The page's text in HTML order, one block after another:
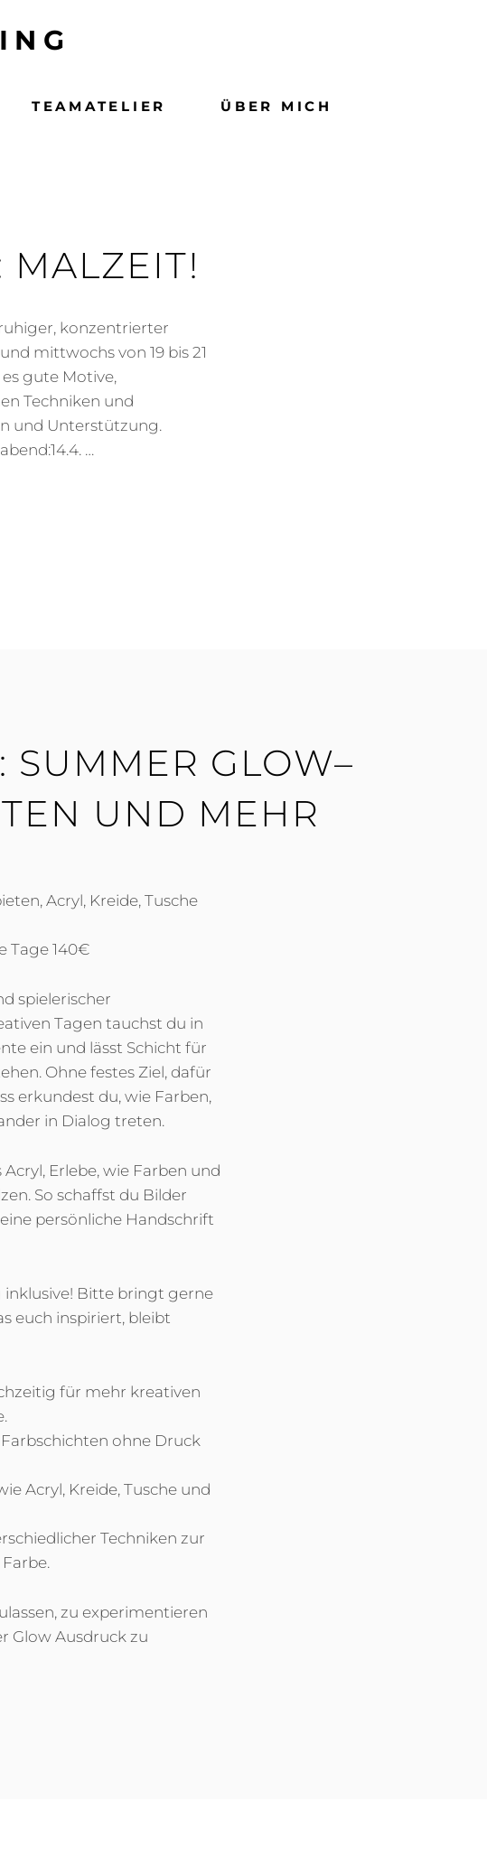
TEAMATELIER ÜBER MICH
MALZEIT!
konzentrierter
mittwochs von 19 bis 21
gute Motive,
Techniken und
und Unterstützung.
…
SUMMER GLOW–
UND MEHR
Acryl, Kreide, Tusche
Tage 140€
spielerischer
Tagen tauchst du in
ein und lässt Schicht für
Ohne festes Ziel, dafür
erkundest du, wie Farben,
in Dialog treten.
Erlebe, wie Farben und
So schaffst du Bilder
persönliche Handschrift
Bitte bringt gerne
euch inspiriert, bleibt
für mehr kreativen
ohne Druck
Acryl, Kreide, Tusche und
Techniken zur
zu experimentieren
Glow Ausdruck zu